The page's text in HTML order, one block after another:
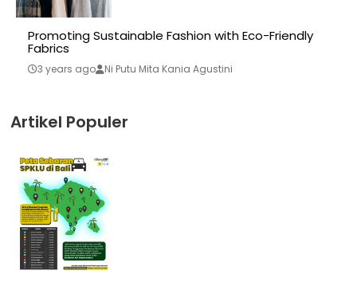
Promoting Sustainable Fashion with Eco-Friendly
Fabrics
3 years ago Ni Putu Mita Kania Agustini
Artikel Populer